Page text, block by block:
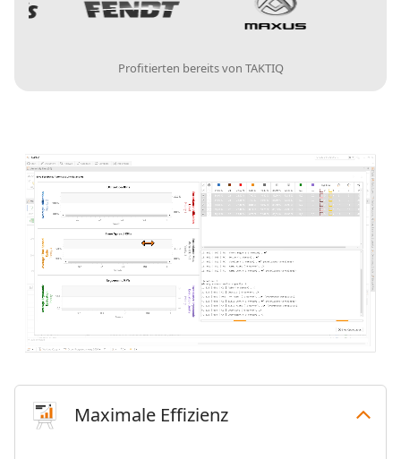
Profitierten bereits von TAKTIQ
Maximale Effizienz